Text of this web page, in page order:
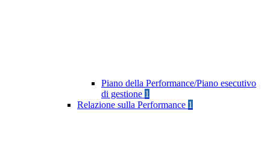
Piano della Performance/Piano esecutivo
di gestione 1
Relazione sulla Performance 1